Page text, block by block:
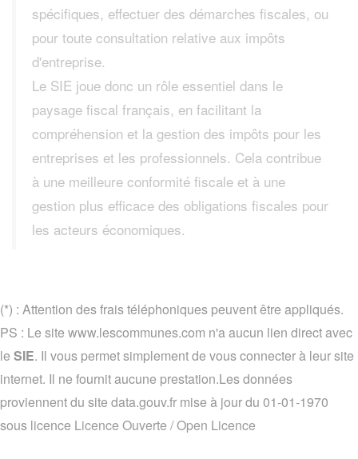
spécifiques, effectuer des démarches fiscales, ou
pour toute consultation relative aux impôts
d'entreprise.
Le SIE joue donc un rôle essentiel dans le
paysage fiscal français, en facilitant la
compréhension et la gestion des impôts pour les
entreprises et les professionnels. Cela contribue
à une meilleure conformité fiscale et à une
gestion plus efficace des obligations fiscales pour
les acteurs économiques.
(*) : Attention des frais téléphoniques peuvent être appliqués.
PS : Le site www.lescommunes.com n'a aucun lien direct avec
le SIE. Il vous permet simplement de vous connecter à leur site
internet. Il ne fournit aucune prestation.Les données
proviennent du site data.gouv.fr mise à jour du 01-01-1970
sous licence Licence Ouverte / Open Licence